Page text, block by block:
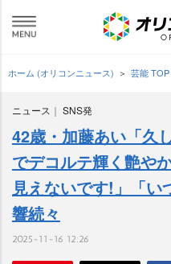
ホーム (オリコンニュース) 芸能 TOP
ニュース SNS発
42歳・加藤あい「久
でデコルテ輝く艶や
見えないです!」「い
響続々
2025-11-16 12:26